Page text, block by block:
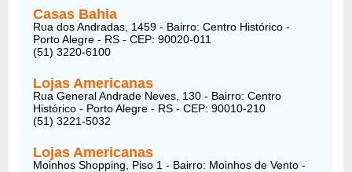
Casas Bahia
Rua dos Andradas, 1459 - Bairro: Centro Histórico -
Porto Alegre - RS - CEP: 90020-011
(51) 3220-6100
Lojas Americanas
Rua General Andrade Neves, 130 - Bairro: Centro
Histórico - Porto Alegre - RS - CEP: 90010-210
(51) 3221-5032
Lojas Americanas
Moinhos Shopping, Piso 1 - Bairro: Moinhos de Vento -